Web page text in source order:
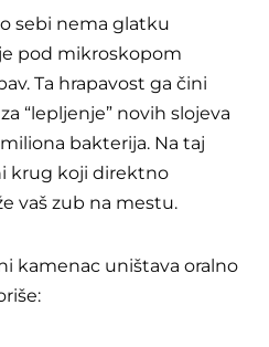
sebi nema glatku
pod mikroskopom
Ta hrapavost ga čini
“lepljenje” novih slojeva
bakterija. Na taj
krug koji direktno
vaš zub na mestu.
kamenac uništava oralno